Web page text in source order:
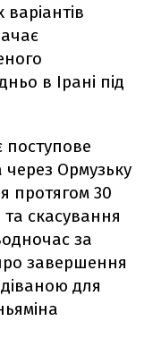
в Ірані під
Ормузьку
протягом 30
та скасування
за
завершення
для